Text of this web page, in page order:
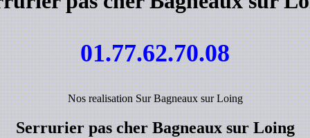
01.77.62.70.08
Nos realisation Sur Bagneaux sur Loing
Serrurier pas cher Bagneaux sur Loing